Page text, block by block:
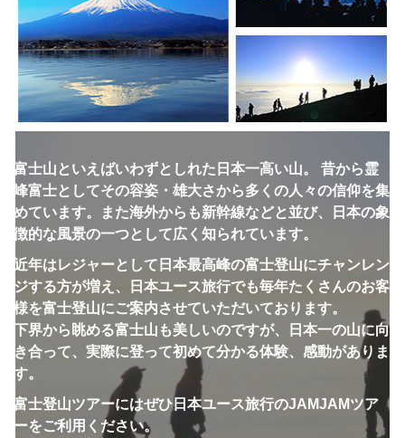
富士山といえばいわずとしれた日本一高い山。 昔から霊
峰富士としてその容姿・雄大さから多くの人々の信仰を集
めています。また海外からも新幹線などと並び、日本の象
徴的な風景の一つとして広く知られています。
近年はレジャーとして日本最高峰の富士登山にチャンレン
ジする方が増え、日本ユース旅行でも毎年たくさんのお客
様を富士登山にご案内させていただいております。
下界から眺める富士山も美しいのですが、日本一の山に向
き合って、実際に登って初めて分かる体験、感動がありま
す。
富士登山ツアーにはぜひ日本ユース旅行のJAMJAMツア
ーをご利用ください。